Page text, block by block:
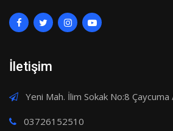
İletişim
Yeni Mah. İlim Sokak No:8
03726152510